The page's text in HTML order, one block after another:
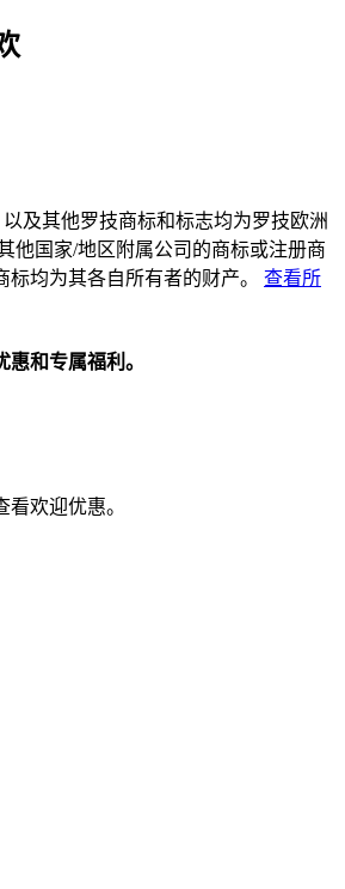
及其他罗技商标和标志均为罗技欧洲
他国家/地区附属公司的商标或注册商
标均为其各自所有者的财产。 查看所
惠和专属福利。
欢迎优惠。